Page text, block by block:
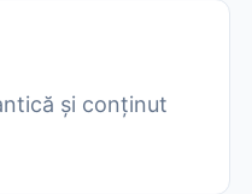
și conținut